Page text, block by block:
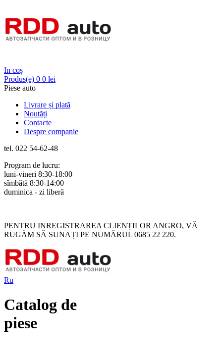
In coș
Produs(e) 0 0 lei
Piese auto
Livrare și plată
Noutăți
Contacte
Despre companie
tel. 022 54-62-48
Program de lucru:
luni-vineri 8:30-18:00
sîmbătă 8:30-14:00
duminica - zi liberă
PENTRU INREGISTRAREA CLIENȚILOR ANGRO, VĂ
RUGĂM SĂ SUNAȚI PE NUMĂRUL 0685 22 220.
Ru
Catalog de
piese